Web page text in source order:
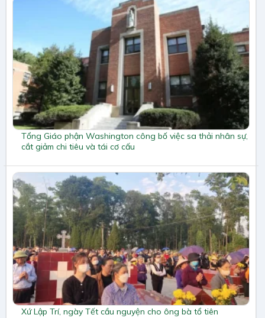
Tổng Giáo phận Washington công bố việc sa thải nhân sự,
cắt giảm chi tiêu và tái cơ cấu
Xứ Lập Trí, ngày Tết cầu nguyện cho ông bà tổ tiên